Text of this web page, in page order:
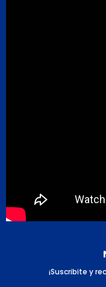
¡Suscribite y